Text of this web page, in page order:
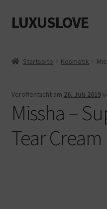
Zur
Navigation
Zum
Inhalt
LUXUSLOVE
Startseite Kosmetik
Veröffentlicht am 26. Juli 2019
Missha –
Tear Cream